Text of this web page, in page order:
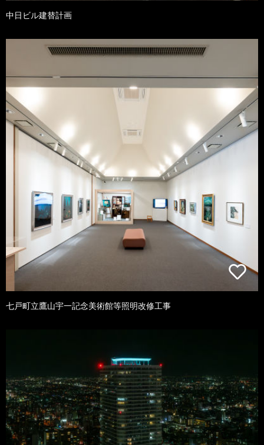
中日ビル建替計画
七戸町立鷹山宇一記念美術館等照明改修工事